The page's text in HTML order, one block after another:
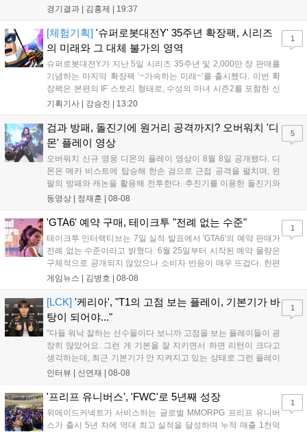
'페인터' 김은후를 투입했지만, 결국 1:2로 패배하고 말았다. T1은
을 빼냈다....
경기결과 | 김홍제 | 19:37
[체험기획] '슈퍼로봇대전Y' 35주년 확장팩, 시리즈
의 미래와 그 대체 불가의 영역
슈퍼로봇대전Y가 지난 5일 시리즈 35주년 및 2,000만 장 판매를
기념하는 마지막 확장팩 ‘~가속하는 미래~’를 출시했다. 이번 확
장팩은 본편의 IF 스토리 형태로, 수성의 마녀 시즌2를 포함한 신
규 참전작과 크로스오버 합체기를 선보이며 작품을 완결 짓는다.
하는 몰입감 있는 서사와 조합을 구현하며 시리즈의 미래를 향한
새로운 가능성을 제시했다....
기획기사 | 강승진 | 13:20
1
검과 방패, 돌진기에 원거리 공격까지? 오버워치 '디
몬' 플레이 영상
오버워치 신규 영웅 디몬의 플레이 영상이 8월 8일 공개됐다. 디
몬은 메카 비스트에 탑승해 한손 검으로 근접 공격을 펼치며, 왼
팔의 방패와 캐논을 활용해 전투한다. 추진기를 이용한 돌진기와
참격 형태의 궁극기를 보유했고, 메카 파괴 시 맨몸으로 기관총을
산의 영웅들 업데이트를 통해 정식 출시될 예정이다....
동영상 | 정재훈 | 08-08
5
'GTA6' 예약 구매, 테이크투 "전례 없는 수준"
테이크투 인터랙티브는 7일 실적 발표에서 'GTA6'의 예약 판매가
전례 없는 수준이라고 밝혔다. 6월 25일부터 시작된 예약 물량은
구체적으로 공개되지 않았으나 소비자 반응이 매우 뜨겁다. 한편
11월 19일 PS5와 Xbox 시리즈 X|S로 정식 출시될 예정이며, 록
상 'Grand Theft Auto VI: An Extended Look'을 최초 공개할 계획
이다....
게임뉴스 | 김병호 | 08-08
1
[LCK] '케리아', "T1의 고점 보는 플레이, 기본기가 바
탕이 되어야..."
"다들 워낙 잘하는 선수들이다 보니까 고점을 보는 플레이들이 굉
장히 많았어요. 그런 게 기본을 잘 지키면서 하면 리턴이 크다고
생각하는데, 최근 기본기가 안 지켜지고 있는 상태로 그런 플레이
를 추구하다 보니까 팀적으로 안 좋은 사고가 계속 많이 났던 것
LoL 챔피언스 코리아(LCK)'...
인터뷰 | 신연재 | 08-08
1
'프리프 유니버스', 'FWC'로 5년째 성장
위메이드커넥트가 서비스하는 글로벌 MMORPG 프리프 유니버
스가 출시 5년 차에 역대 최고 실적을 달성하며 누적 매출 1천억
1